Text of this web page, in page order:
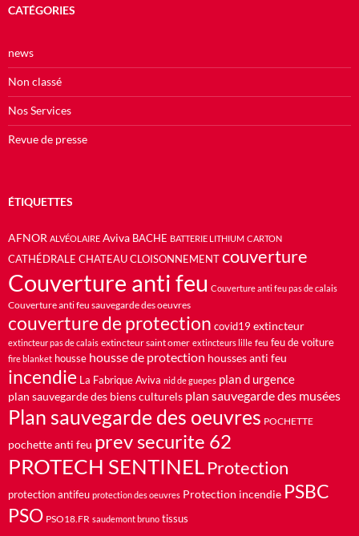
CATÉGORIES
news
Non classé
Nos Services
Revue de presse
ÉTIQUETTES
AFNOR ALVÉOLAIRE Aviva BACHE BATTERIE LITHIUM CARTON
CATHÉDRALE CHATEAU CLOISONNEMENT couverture
Couverture anti feu Couverture anti feu pas de calais
Couverture anti feu sauvegarde des oeuvres
couverture de protection covid19 extincteur
extincteur pas de calais extincteur saint omer extincteurs lille feu feu de voiture
fire blanket housse housse de protection housses anti feu
incendie La Fabrique Aviva nid de guepes plan d urgence
plan sauvegarde des biens culturels plan sauvegarde des musées
Plan sauvegarde des oeuvres POCHETTE
pochette anti feu prev securite 62
PROTECH SENTINELProtection
protection antifeu protection des oeuvres Protection incendie PSBC
PSO PSO18.FR saudemont bruno tissus